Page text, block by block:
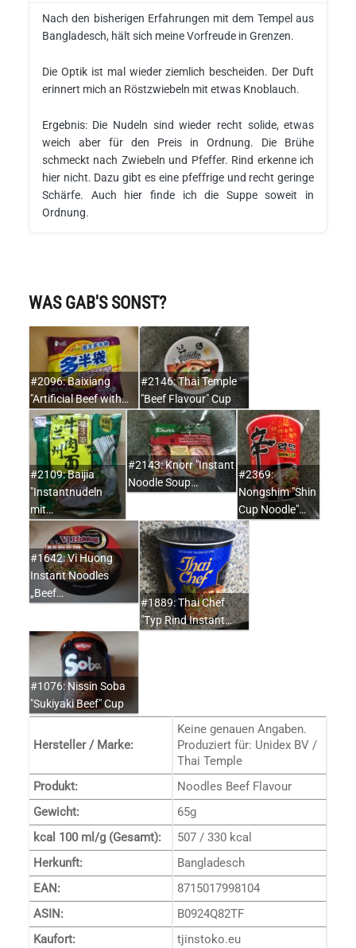
Nach den bisherigen Erfahrungen mit dem Tempel aus
Bangladesch, hält sich meine Vorfreude in Grenzen.
Die Optik ist mal wieder ziemlich bescheiden. Der Duft
erinnert mich an Röstzwiebeln mit etwas Knoblauch.
Ergebnis: Die Nudeln sind wieder recht solide, etwas
weich aber für den Preis in Ordnung. Die Brühe
schmeckt nach Zwiebeln und Pfeffer. Rind erkenne ich
hier nicht. Dazu gibt es eine pfeffrige und recht geringe
Schärfe. Auch hier finde ich die Suppe soweit in
Ordnung.
WAS GAB'S SONST?
#2096: Baixiang
"Artificial Beef with…
#2146: Thai Temple
"Beef Flavour" Cup
#2109: Baijia
"Instantnudeln
mit…
#2143: Knorr "Instant
Noodle Soup…
#2369:
Nongshim "Shin
Cup Noodle"…
#1642: Vi Huong
Instant Noodles
„Beef…
#1889: Thai Chef
"Typ Rind Instant…
#1076: Nissin Soba
"Sukiyaki Beef" Cup
Hersteller / Marke:
Keine genauen Angaben.
Produziert für: Unidex BV /
Thai Temple
Produkt:
Noodles Beef Flavour
Gewicht:
65g
kcal 100 ml/g (Gesamt):
507 / 330 kcal
Herkunft:
Bangladesch
EAN:
8715017998104
ASIN:
B0924Q82TF
Kaufort:
tjinstoko.eu